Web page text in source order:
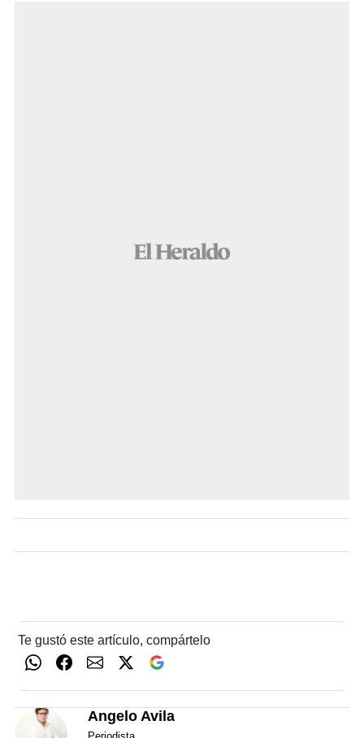
Te gustó este artículo, compártelo
Angelo Avila